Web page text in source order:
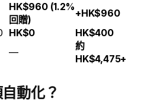
HK$960 (1.2%
回贈)
+HK$960
HK$0
HK$400
—
約
HK$4,475+
動化？